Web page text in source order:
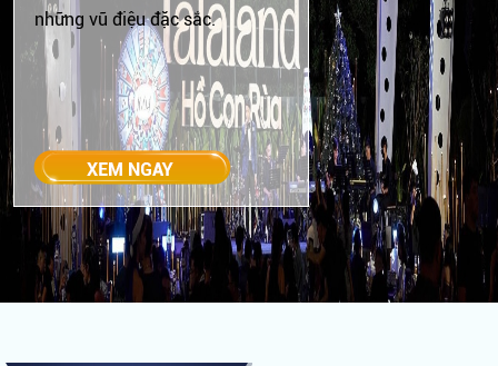
những vũ điệu đặc sắc.